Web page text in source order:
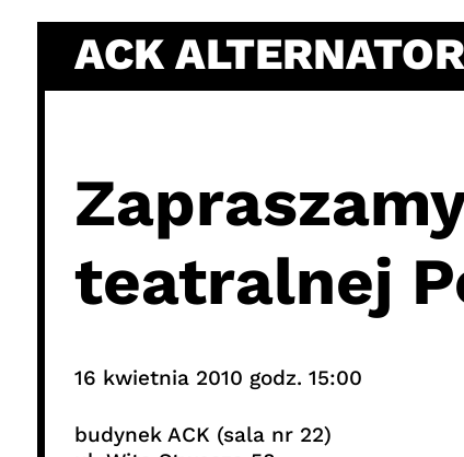
content
ACK ALTERNATOR
teatralnej
16 kwietnia 2010 godz. 15:00
budynek ACK (sala nr 22)